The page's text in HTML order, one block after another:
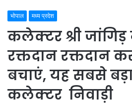
भोपाल मध्य प्रदेश
कलेक्टर श्री
रक्तदान रक्तदान
बचाएं, यह सबसे
कलेक्टर निवाड़ी